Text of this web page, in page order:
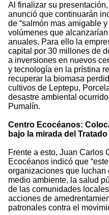
Al finalizar su
anunció que continuarán
de “salmón mas amigable
volúmenes que
anuales. Para ello la
capital por 30 millones de
a inversiones en nuevos
y tecnología en la prístina
recuperar la biomasa
cultivos de Leptepu,
desastre ambiental
Pumalín.
Centro Ecocéanos:
bajo la mirada del
Frente a esto, Juan Carlos
Ecocéanos indicó que
organizaciones que luchan
medio ambiente, la salud
de las comunidades
acciones de
patronales contra el